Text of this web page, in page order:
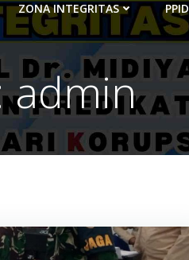
ZONA INTEGRITAS PPID
admin